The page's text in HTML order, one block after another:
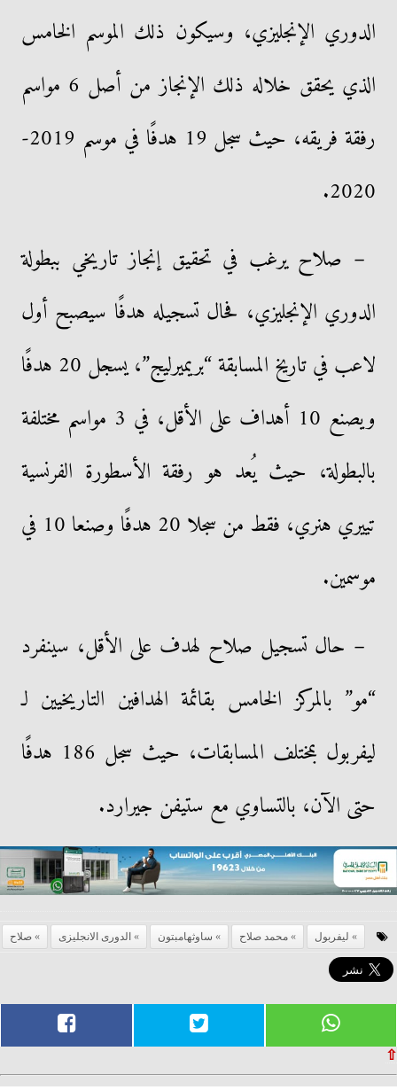
الدوري الإنجليزي، وسيكون ذلك الموسم الخامس
الذي يحقق خلاله ذلك الإنجاز من أصل 6 مواسم
رفقة فريقه، حيث سجل 19 هدفًا في موسم 2019-
2020.
– صلاح يرغب في تحقيق إنجاز تاريخي ببطولة
الدوري الإنجليزي، فحال تسجيله هدفًا سيصبح أول
لاعب في تاريخ المسابقة “بريميرليج”، يسجل 20 هدفًا
ويصنع 10 أهداف على الأقل، في 3 مواسم مختلفة
بالبطولة، حيث يُعد هو رفقة الأسطورة الفرنسية
تييري هنري، فقط من سجلا 20 هدفًا وصنعا 10 في
موسمين.
– حال تسجيل صلاح لهدف على الأقل، سينفرد
“مو” بالمركز الخامس بقائمة الهدافين التاريخيين لـ
ليفربول بمختلف المسابقات، حيث سجل 186 هدفًا
حتى الآن، بالتساوي مع ستيفن جيرارد.
ليفربول محمد صلاح ساوثهامبتون الدورى الانجليزى صلاح
⇧